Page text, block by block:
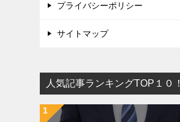
プライバシーポリシー
サイトマップ
人気記事ランキングTOP１０！